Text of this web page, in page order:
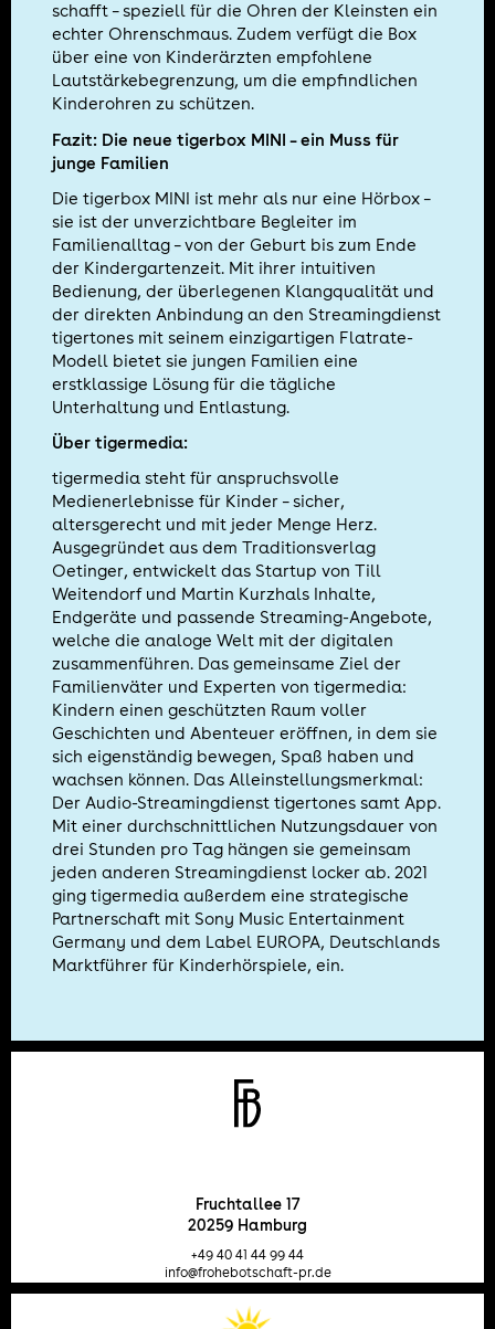
schafft – speziell für die Ohren der Kleinsten ein
echter Ohrenschmaus. Zudem verfügt die Box
über eine von Kinderärzten empfohlene
Lautstärkebegrenzung, um die empfindlichen
Kinderohren zu schützen.
Fazit: Die neue tigerbox MINI – ein Muss für
junge Familien
Die tigerbox MINI ist mehr als nur eine Hörbox –
sie ist der unverzichtbare Begleiter im
Familienalltag – von der Geburt bis zum Ende
der Kindergartenzeit. Mit ihrer intuitiven
Bedienung, der überlegenen Klangqualität und
der direkten Anbindung an den Streamingdienst
tigertones mit seinem einzigartigen Flatrate-
Modell bietet sie jungen Familien eine
erstklassige Lösung für die tägliche
Unterhaltung und Entlastung.
Über tigermedia:
tigermedia steht für anspruchsvolle
Medienerlebnisse für Kinder – sicher,
altersgerecht und mit jeder Menge Herz.
Ausgegründet aus dem Traditionsverlag
Oetinger, entwickelt das Startup von Till
Weitendorf und Martin Kurzhals Inhalte,
Endgeräte und passende Streaming-Angebote,
welche die analoge Welt mit der digitalen
zusammenführen. Das gemeinsame Ziel der
Familienväter und Experten von tigermedia:
Kindern einen geschützten Raum voller
Geschichten und Abenteuer eröffnen, in dem sie
sich eigenständig bewegen, Spaß haben und
wachsen können. Das Alleinstellungsmerkmal:
Der Audio-Streamingdienst tigertones samt App.
Mit einer durchschnittlichen Nutzungsdauer von
drei Stunden pro Tag hängen sie gemeinsam
jeden anderen Streamingdienst locker ab. 2021
ging tigermedia außerdem eine strategische
Partnerschaft mit Sony Music Entertainment
Germany und dem Label EUROPA, Deutschlands
Marktführer für Kinderhörspiele, ein.
Fruchtallee 17
20259 Hamburg
+49 40 41 44 99 44
info@frohebotschaft-pr.de